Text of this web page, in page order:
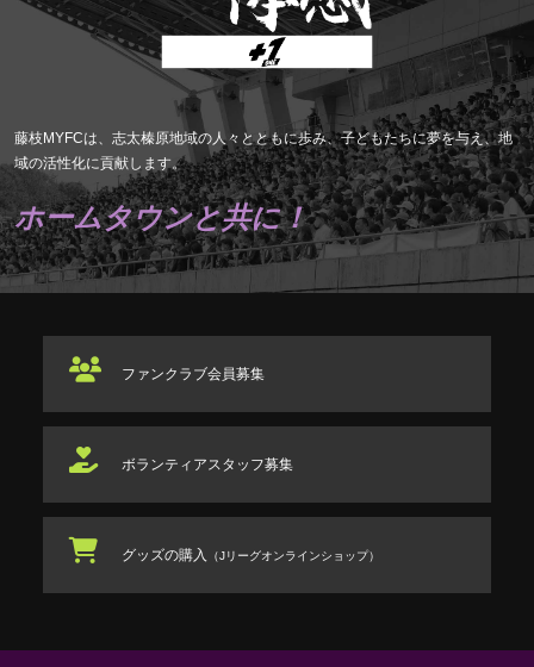
藤枝MYFCは、志太榛原地域の人々とともに歩み、子どもたちに夢を与え、地
域の活性化に貢献します。
ホームタウンと共に！
ファンクラブ会員募集
ボランティアスタッフ募集
グッズの購入 （Jリーグオンラインショップ）